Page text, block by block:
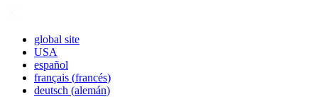
global site
USA
español
français (francés)
deutsch (alemán)